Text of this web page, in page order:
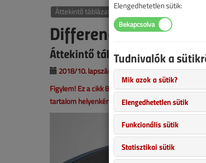
Áttekintő táblázat
Differenciál
Áttekintő táblázat
2018/10. lapszám| VGF online |
7496 |
Figylem! Ez a cikk 8 éve frissült utoljára. A benne
tartalom helyenként hiányos lehet (képek,
Elengedhetetlen sütik:
Tudnivalók a
Mik azok a sütik?
Elengedhetetlen sütik
Funkcionális sütik
Statisztikai sütik